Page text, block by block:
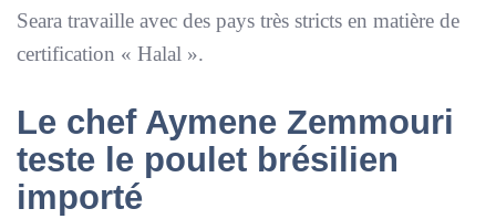
Seara travaille avec des pays très stricts en matière de
certification « Halal ».
Le chef Aymene Zemmouri
teste le poulet brésilien
importé